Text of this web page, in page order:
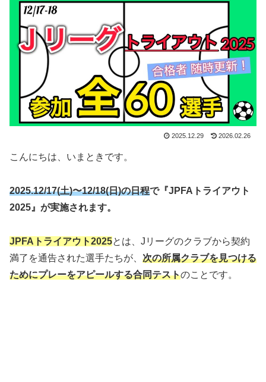
2025.12.29 2026.02.26
こんにちは、いまときです。
2025.12/17(土)〜12/18(日)の日程で『JPFAトライアウト
2025』が実施されます。
JPFAトライアウト2025とは、Jリーグのクラブから契約
満了を通告された選手たちが、 次の所属クラブを見つける
ためにプレーをアピールする合同テストのことです。